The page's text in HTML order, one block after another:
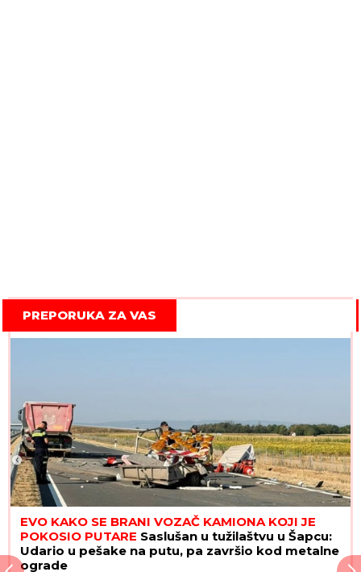
PREPORUKA ZA VAS
EVO KAKO SE BRANI VOZAČ KAMIONA KOJI JE
POKOSIO PUTARE Saslušan u tužilaštvu u Šapcu:
Udario u pešake na putu, pa završio kod metalne
ograde